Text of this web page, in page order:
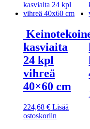
kasviaita
24 kpl
vihreä
40×60 cm
224,68 € Lisää
ostoskoriin